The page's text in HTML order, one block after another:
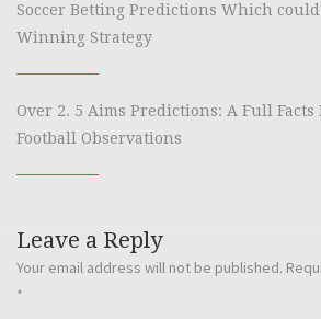
Soccer Betting Predictions Which
Winning Strategy
Over 2. 5 Aims Predictions: A Full
Football Observations
Leave a Reply
Your email address will not be published.
*